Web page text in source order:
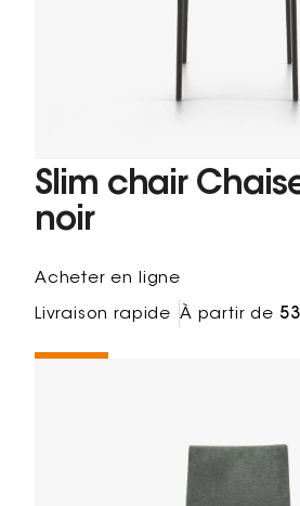
Slim chair
noir
Acheter en ligne
Livraison rapide À partir de